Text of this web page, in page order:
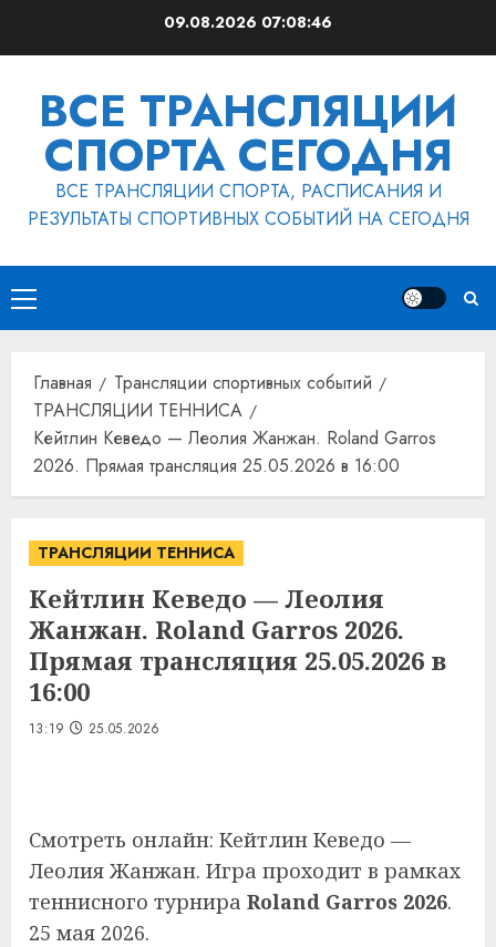
09.08.2026 07:08:46
ВСЕ ТРАНСЛЯЦИИ
СПОРТА СЕГОДНЯ
ВСЕ ТРАНСЛЯЦИИ СПОРТА, РАСПИСАНИЯ И
РЕЗУЛЬТАТЫ СПОРТИВНЫХ СОБЫТИЙ НА СЕГОДНЯ
Основное
меню
Главная
Трансляции спортивных событий
ТРАНСЛЯЦИИ ТЕННИСА
Кейтлин Кеведо — Леолия Жанжан. Roland Garros
2026. Прямая трансляция 25.05.2026 в 16:00
ТРАНСЛЯЦИИ ТЕННИСА
Кейтлин Кеведо — Леолия
Жанжан. Roland Garros 2026.
Прямая трансляция 25.05.2026 в
16:00
13:19 25.05.2026
Смотреть онлайн: Кейтлин Кеведо —
Леолия Жанжан. Игра проходит в рамках
теннисного турнира Roland Garros 2026.
25 мая 2026.